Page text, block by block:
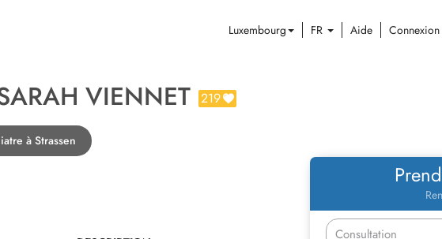
Luxembourg FR Aide Connexion
VIENNET 219
à Strassen